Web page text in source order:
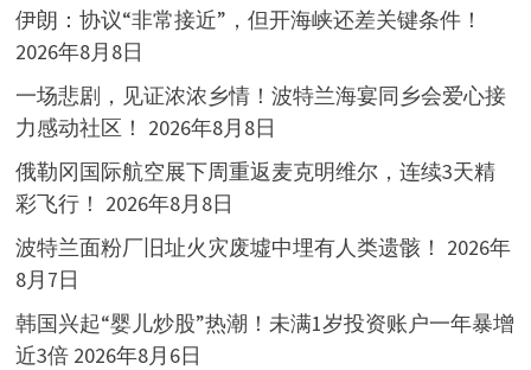
伊朗：协议“非常接近”，但开海峡还差关键条件！
2026年8月8日
一场悲剧，见证浓浓乡情！波特兰海宴同乡会爱心接
力感动社区！ 2026年8月8日
俄勒冈国际航空展下周重返麦克明维尔，连续3天精
彩飞行！ 2026年8月8日
波特兰面粉厂旧址火灾废墟中埋有人类遗骸！ 2026年
8月7日
韩国兴起“婴儿炒股”热潮！未满1岁投资账户一年暴增
近3倍 2026年8月6日